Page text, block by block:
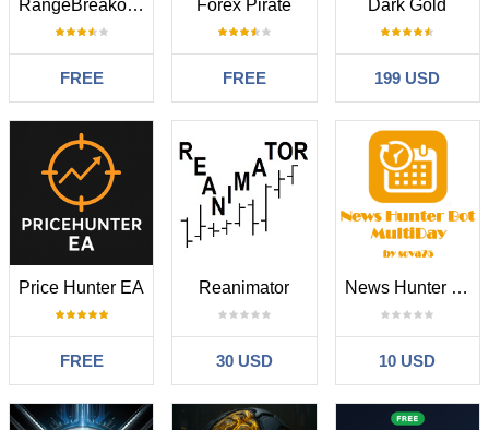
RangeBreakout EA MT4
FREE
Forex Pirate
FREE
Dark Gold
199 USD
Price Hunter EA
FREE
Reanimator
30 USD
News Hunter Bot MultiDay
10 USD